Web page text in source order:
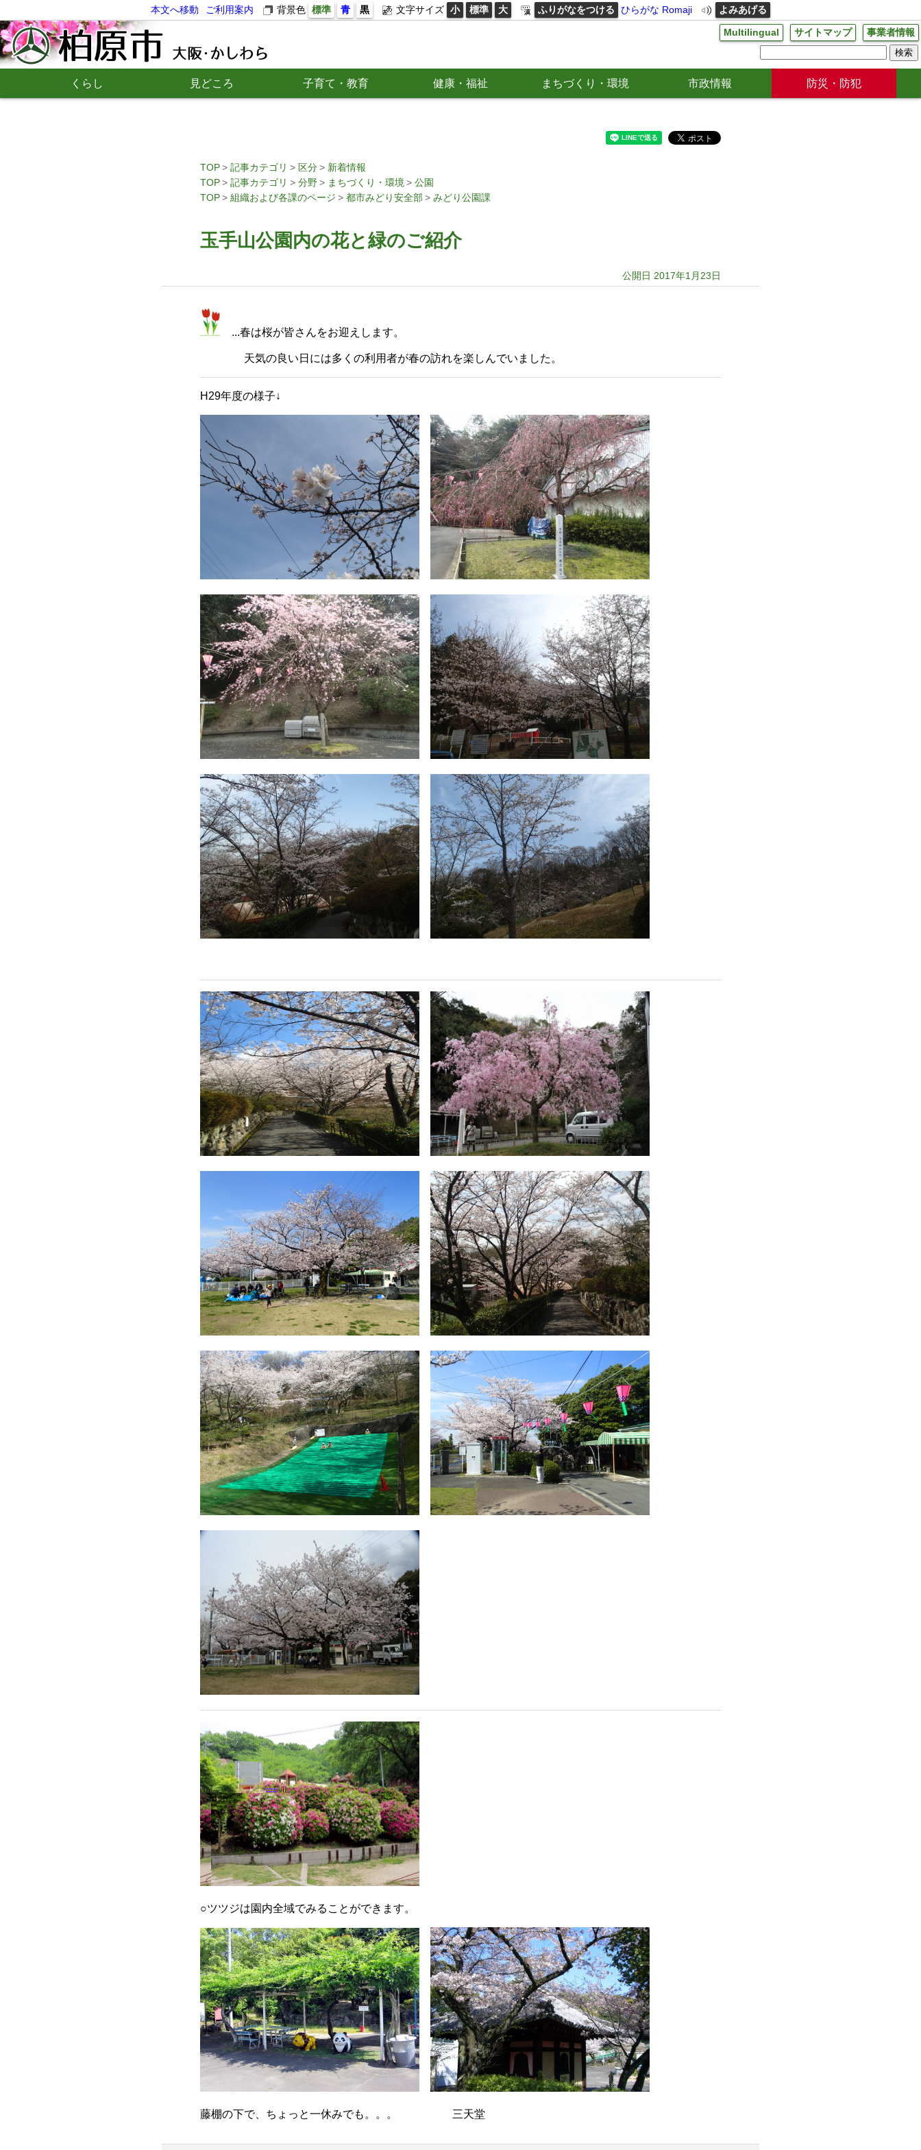
本文へ移動 ご利用案内 背景色 標準 青 黒 文字サイズ 小 標準 大 ふりがなをつける ひらがな Romaji よみあげる
Multilingual サイトマップ 事業者情報
くらし 見どころ 子育て・教育 健康・福祉 まちづくり・環境 市政情報 防災・防犯
TOP 記事カテゴリ 区分
新着情報
TOP
記事カテゴリ 分野 まちづくり・環境
公園
TOP
組織および各課のページ 都市みどり安全部 みどり公園課
玉手山公園内の花と緑のご紹介
公開日 2017年1月23日
...春は桜が皆さんをお迎えします。
天気の良い日には多くの利用者が春の訪れを楽しんでいました。
H29年度の様子↓
○ツツジは園内全域でみることができます。
藤棚の下で、ちょっと一休みでも。。。 三天堂